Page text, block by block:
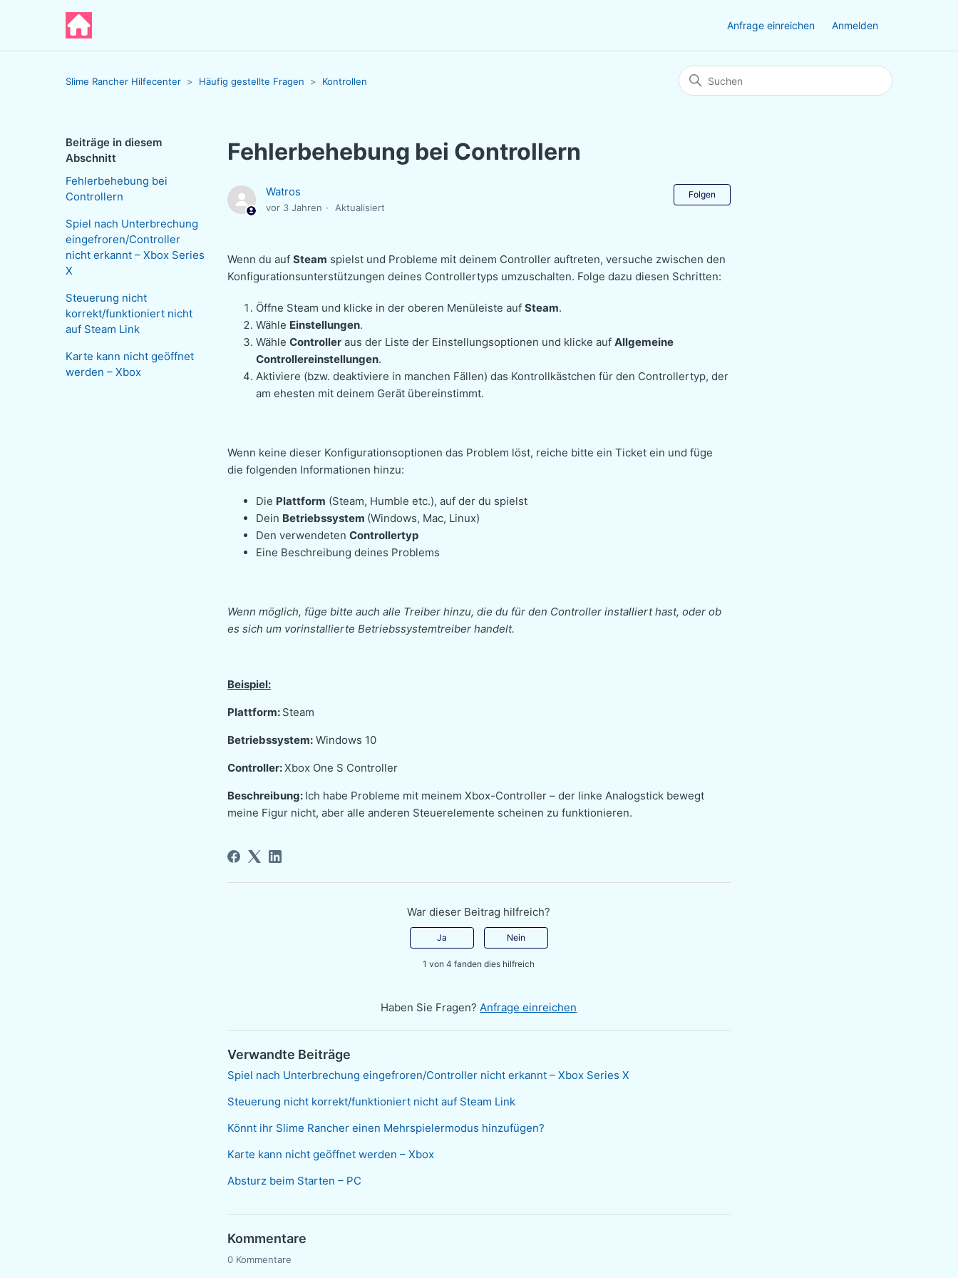
Anfrage einreichen Anmelden
Slime Rancher Hilfecenter Häufig gestellte Fragen Kontrollen
Beiträge in diesem
Abschnitt
Fehlerbehebung bei
Controllern
Spiel nach Unterbrechung
eingefroren/Controller
nicht erkannt – Xbox Series
X
Steuerung nicht
korrekt/funktioniert nicht
auf Steam Link
Karte kann nicht geöffnet
werden – Xbox
Fehlerbehebung bei Controllern
Watros
vor 3 Jahren Aktualisiert
Folgen
Wenn du aufSteam spielst und Probleme mit deinem Controller auftreten, versuche zwischen den
Konfigurationsunterstützungen deines Controllertyps umzuschalten. Folge dazu diesen Schritten:
Öffne Steam und klicke in der oberen Menüleiste aufSteam.
Wähle Einstellungen.
WähleController aus der Liste der Einstellungsoptionen und klicke aufAllgemeine
Controllereinstellungen.
Aktiviere (bzw. deaktiviere in manchen Fällen) das Kontrollkästchen für den Controllertyp, der
am ehesten mit deinem Gerät übereinstimmt.
Wenn keine dieser Konfigurationsoptionen das Problem löst, reiche bitte ein Ticket ein und füge
die folgenden Informationen hinzu:
Die Plattform (Steam, Humble etc.), auf der du spielst
Dein Betriebssystem (Windows, Mac, Linux)
Den verwendetenControllertyp
Eine Beschreibung deines Problems
Wenn möglich, füge bitte auch alle Treiber hinzu, die du für den Controller installiert hast, oder ob
es sich um vorinstallierte Betriebssystemtreiber handelt.
Beispiel:
Plattform: Steam
Betriebssystem: Windows 10
Controller:Xbox One S Controller
Beschreibung: Ich habe Probleme mit meinem Xbox-Controller – der linke Analogstick bewegt
meine Figur nicht, aber alle anderen Steuerelemente scheinen zu funktionieren.
War dieser Beitrag hilfreich?
Ja Nein
1 von 4 fanden dies hilfreich
Haben Sie Fragen?Anfrage einreichen
Verwandte Beiträge
Spiel nach Unterbrechung eingefroren/Controller nicht erkannt – Xbox Series X
Steuerung nicht korrekt/funktioniert nicht auf Steam Link
Könnt ihr Slime Rancher einen Mehrspielermodus hinzufügen?
Karte kann nicht geöffnet werden – Xbox
Absturz beim Starten – PC
Kommentare
0 Kommentare